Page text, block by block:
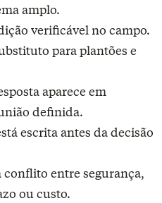
amplo.
verificável no campo.
para plantões e
aparece em
definida.
escrita antes da decisão
entre segurança,
ou custo.